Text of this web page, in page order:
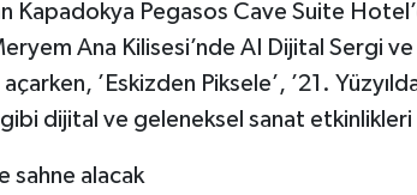
Kapadokya Pegasos Cave Suite
Ana Kilisesi’nde AI Dijital Sergi
’Eskizden Piksele’, ’21.
dijital ve geleneksel sanat
sahne alacak